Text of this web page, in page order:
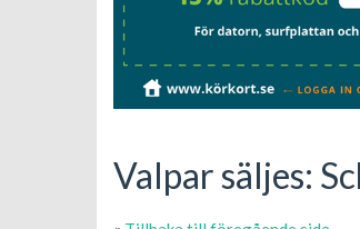
Valpar säljes: